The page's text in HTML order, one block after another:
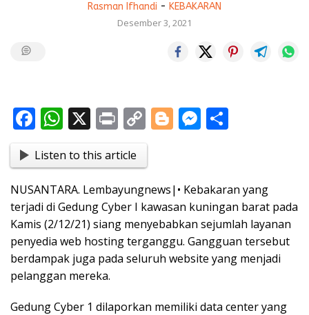
Rasman Ifhandi - KEBAKARAN
Desember 3, 2021
F
e
b
o
o
k
W
at
s
A
p
p
X Pr
t
C
o
p
y
Li
n
k
Bl
g
er
M
e
n
g
er
e
Listen to this article
NUSANTARA. Lembayungnews|• Kebakaran yang
terjadi di Gedung Cyber I kawasan kuningan barat pada
Kamis (2/12/21) siang menyebabkan sejumlah layanan
penyedia web hosting terganggu. Gangguan tersebut
berdampak juga pada seluruh website yang menjadi
pelanggan mereka.
Gedung Cyber 1 dilaporkan memiliki data center yang